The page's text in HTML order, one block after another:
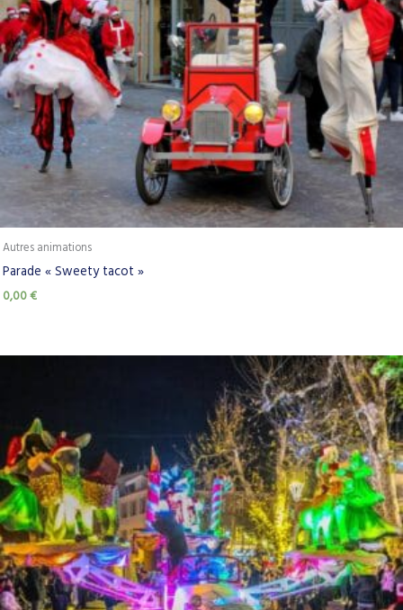
Autres animations
Parade « Sweety tacot »
0,00€